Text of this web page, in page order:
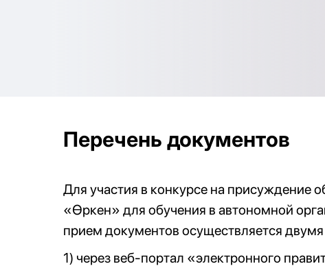
Перечень документов
Для участия в конкурсе на присуждение
«Өркен» для обучения в автономной
прием документов осуществляется
1) через веб-портал «электронного